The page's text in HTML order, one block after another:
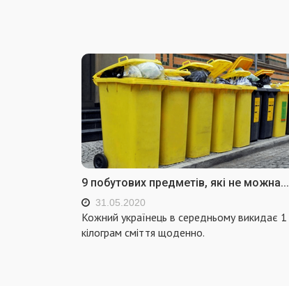
9 побутових предметів, які не можна...
31.05.2020
Кожний українець в середньому викидає 1
кілограм сміття щоденно.